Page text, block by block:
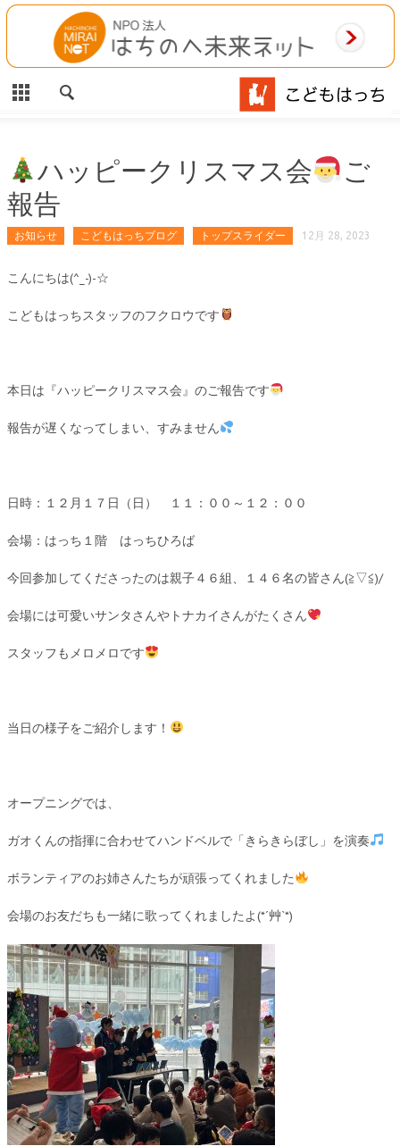
CLOSE
HOME
施設案内
相談事業
MAP
お問合わせ
ハッピークリスマス会
ご
報告
お知らせ こどもはっちブログ トップスライダー 12月 28, 2023
こんにちは(^_-)-☆
こどもはっちスタッフのフクロウです
本日は『ハッピークリスマス会』のご報告です
報告が遅くなってしまい、すみません
日時：１２月１７日（日） １１：００～１２：００
会場：はっち１階 はっちひろば
今回参加してくださったのは親子４６組、１４６名の皆さん(≧▽≦)/
会場には可愛いサンタさんやトナカイさんがたくさん
スタッフもメロメロです
当日の様子をご紹介します！
オープニングでは、
ガオくんの指揮に合わせてハンドベルで「きらきらぼし」を演奏
ボランティアのお姉さんたちが頑張ってくれました
会場のお友だちも一緒に歌ってくれましたよ(*´艸`*)